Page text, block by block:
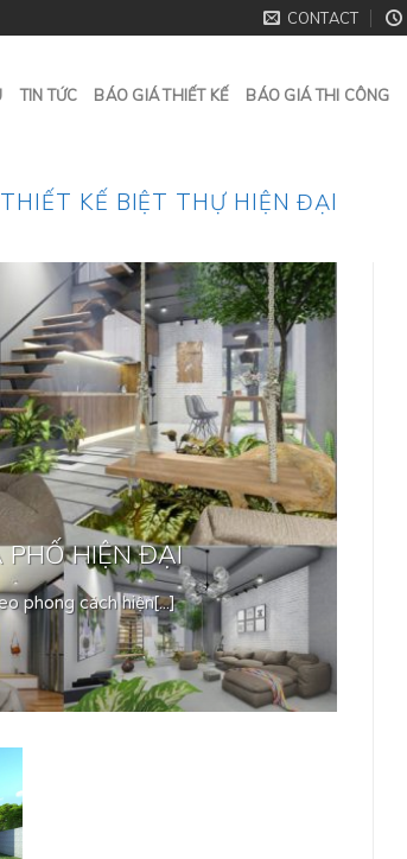
CONTACT
TIN TỨC BÁO GIÁ THIẾT KẾ BÁO GIÁ THI CÔNG
KẾ BIỆT THỰ HIỆN ĐẠI
HIỆN ĐẠI
phong cách hiện[...]